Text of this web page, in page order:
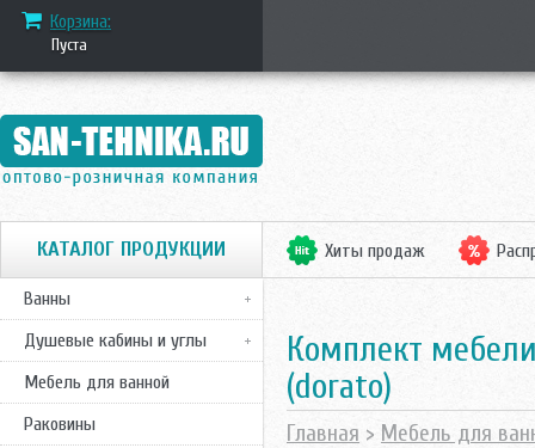
Корзина:
Пуста
КАТАЛОГ ПРОДУКЦИИ
Ванны
Душевые кабины и углы
Мебель для ванной
Раковины
Хиты продаж
Комплект
(dorato)
Главная > Мебель для